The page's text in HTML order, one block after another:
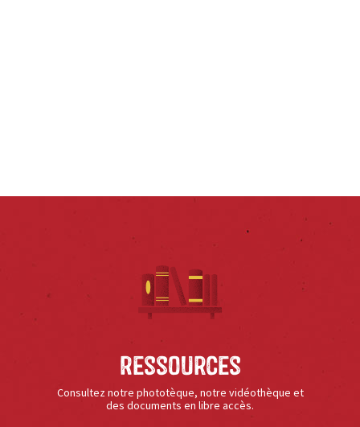
Ressources
Consultez notre phototèque, notre vidéothèque et
des documents en libre accès.